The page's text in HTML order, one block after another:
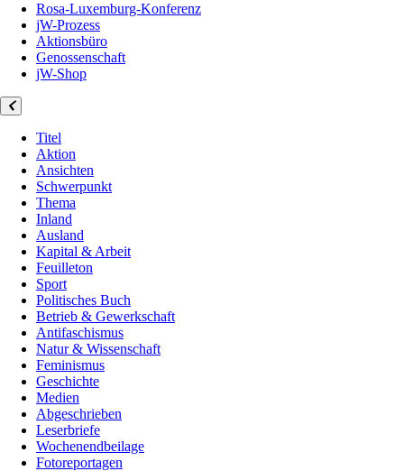
Rosa-Luxemburg-Konferenz
jW-Prozess
Aktionsbüro
Genossenschaft
jW-Shop
Titel
Aktion
Ansichten
Schwerpunkt
Thema
Inland
Ausland
Kapital & Arbeit
Feuilleton
Sport
Politisches Buch
Betrieb & Gewerkschaft
Antifaschismus
Natur & Wissenschaft
Feminismus
Geschichte
Medien
Abgeschrieben
Leserbriefe
Wochenendbeilage
Fotoreportagen